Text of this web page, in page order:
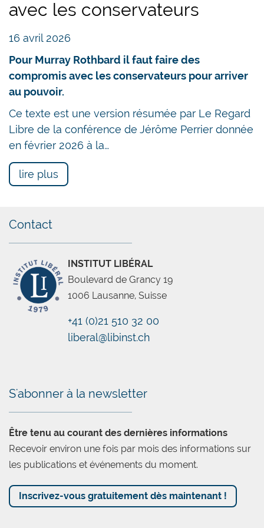
Chatbot
consommer davantage aujourd’hui et dilapider un
capital-risque fécond pour l’avenir.
Ceci étant une évidence facile à comprendre
pour un enfant de dix ans, il faut
malheureusement conclure que l’idée de taxer
les successions pour financer l’AVS doit être
motivée par autre chose que le bien-être des
personnes de condition modeste à la quête d’un
retraite bien méritée. Par simple jalousie peut-
être? Par commodité électorale?
Le rôle de la concurrence
Les grands voisins de la Suisse se trouvent
actuellement avec des taux de chômage
exorbitants, des taux de croissance réels
négligeables et des niveaux d’endettement
vertigineux. Ils sont tombés depuis longtemps
dans le piège de la facilité fiscale. Ils ont spolié
intercantonale. Même Genève a décidé en 2004
de supprimer l’impôt sur les successions en ligne
directe de peur de voir ses contribuables
fortunés déménager… Chaque fois qu’un
assouplissement des impôts sur les successions
avec les conservateurs
16 avril 2026
Pour Murray Rothbard il faut faire des
compromis avec les conservateurs pour arriver
au pouvoir.
Ce texte est une version résumée par Le Regard
Libre de la conférence de Jérôme Perrier donnée
en février 2026 à la…
lire plus
Contact
INSTITUT LIBÉRAL
Boulevard de Grancy 19
1006 Lausanne, Suisse
+41 (0)21 510 32 00
liberal@libinst.ch
S'abonner à la newsletter
Être tenu au courant des dernières informations
Recevoir environ une fois par mois des informations sur
les publications et événements du moment.
Inscrivez-vous gratuitement dès maintenant !